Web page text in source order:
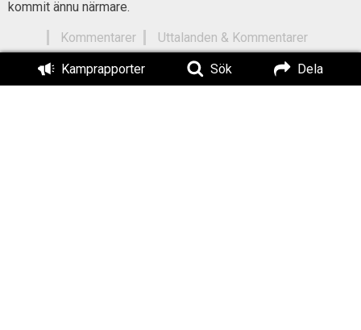
Kamprapporter Sök Dela
kommit ännu närmare.
Kommentarer
Uttalanden & Kommentarer
Titel: